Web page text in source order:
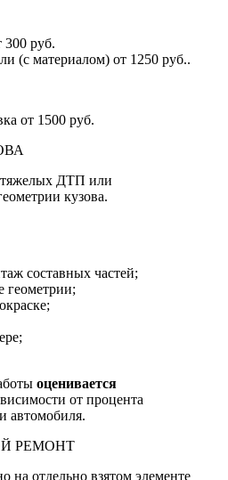
300 руб.
(с материалом) от 1250 руб..
от 1500 руб.
тяжелых ДТП или
кузова.
составных частей;
геометрии;
оценивается
от процента
автомобиля.
РЕМОНТ
на отдельно взятом элементе